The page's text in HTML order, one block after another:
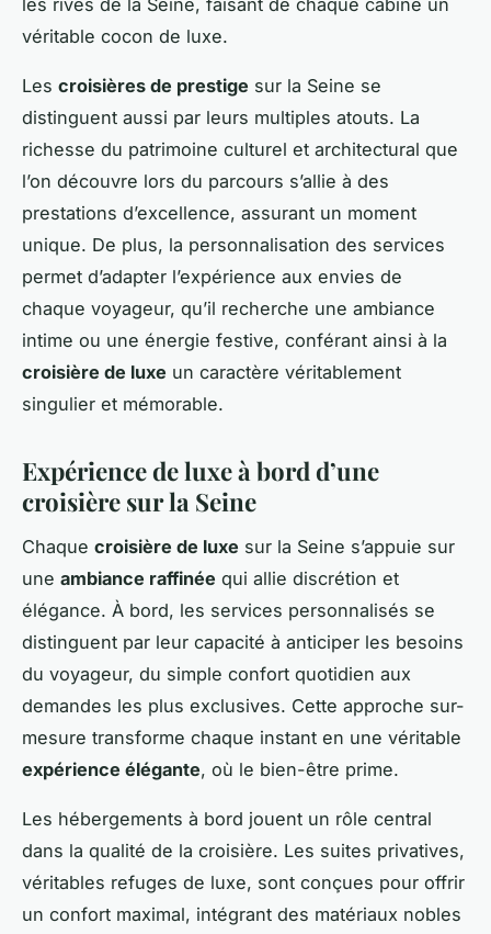
les rives de la Seine, faisant de chaque cabine un
véritable cocon de luxe.
Les croisières de prestige sur la Seine se
distinguent aussi par leurs multiples atouts. La
richesse du patrimoine culturel et architectural que
l’on découvre lors du parcours s’allie à des
prestations d’excellence, assurant un moment
unique. De plus, la personnalisation des services
permet d’adapter l’expérience aux envies de
chaque voyageur, qu’il recherche une ambiance
intime ou une énergie festive, conférant ainsi à la
croisière de luxe un caractère véritablement
singulier et mémorable.
Expérience de luxe à bord d’une
croisière sur la Seine
Chaque croisière de luxe sur la Seine s’appuie sur
une ambiance raffinée qui allie discrétion et
élégance. À bord, les services personnalisés se
distinguent par leur capacité à anticiper les besoins
du voyageur, du simple confort quotidien aux
demandes les plus exclusives. Cette approche sur-
mesure transforme chaque instant en une véritable
expérience élégante, où le bien-être prime.
Les hébergements à bord jouent un rôle central
dans la qualité de la croisière. Les suites privatives,
véritables refuges de luxe, sont conçues pour offrir
un confort maximal, intégrant des matériaux nobles